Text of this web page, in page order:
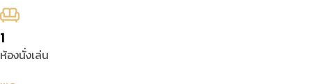
1
ห้องนั่งเล่น